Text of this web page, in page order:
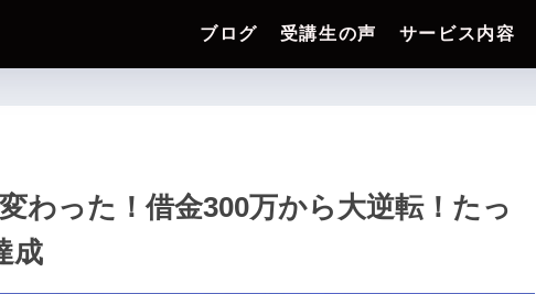
ブログ 受講生の声 サービス内容
わった！借金300万から大逆転！たっ
成